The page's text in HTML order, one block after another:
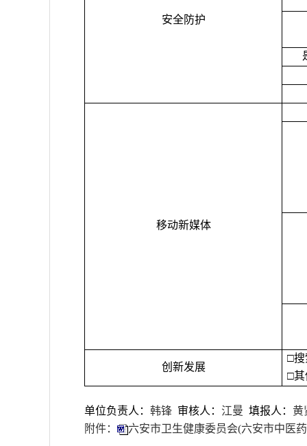
安全防护
移动新媒体
创新发展
□搜
□其
单位负责人： 韩锋 审核人 ： 江曼 填报人 ： 黄
附件：
六安市卫生健康委员会(六安市中医